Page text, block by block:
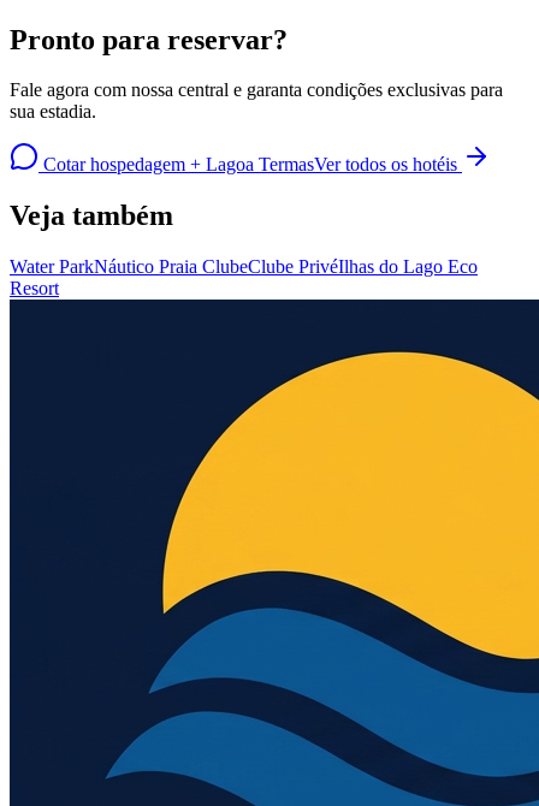
Pronto para reservar?
Fale agora com nossa central e garanta condições exclusivas para
sua estadia.
Cotar hospedagem + Lagoa TermasVer todos os hotéis
Veja também
Water ParkNáutico Praia ClubeClube PrivéIlhas do Lago Eco
Resort